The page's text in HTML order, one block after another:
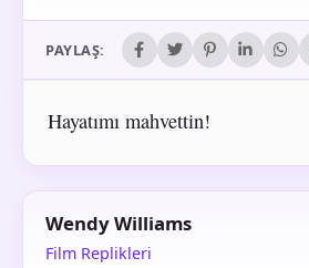
PAYLAŞ:
Hayatımı mahvettin!
Wendy Williams
Film Replikleri